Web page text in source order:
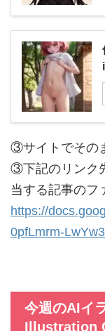
③サイトでその
③下記のリンク
当する記事のフ
https://
0pfLmrm-
今週のAIイ
Illustration